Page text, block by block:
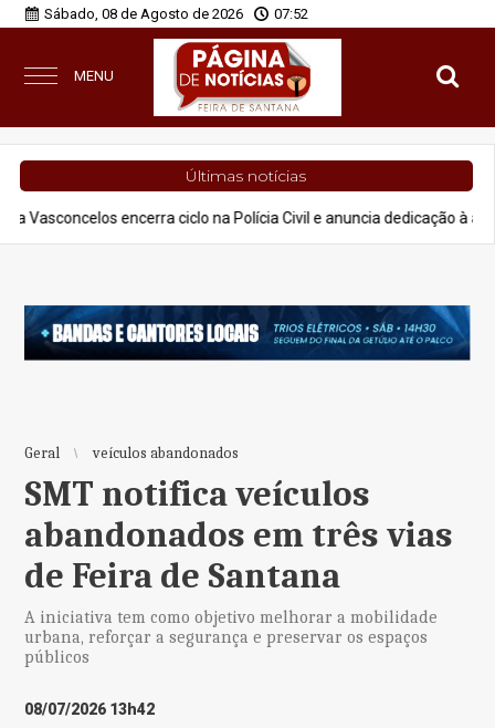
Sábado, 08 de Agosto de 2026 07:52
MENU
Últimas notícias
encerra ciclo na Polícia Civil e anuncia dedicação à advocacia e
Geral veículos abandonados
SMT notifica veículos
abandonados em três vias
de Feira de Santana
A iniciativa tem como objetivo melhorar a mobilidade
urbana, reforçar a segurança e preservar os espaços
públicos
08/07/2026 13h42